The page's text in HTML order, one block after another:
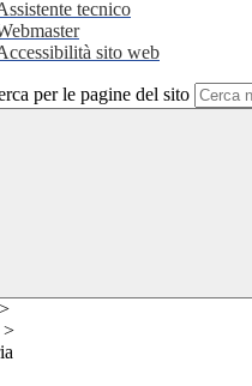
tecnico
sito web
per le pagine del sito
>
>